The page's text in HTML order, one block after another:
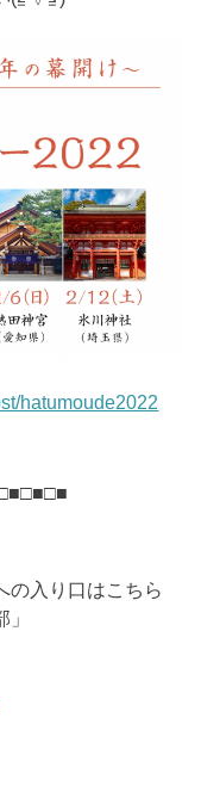
hatumoude2022
の入り口はこちら